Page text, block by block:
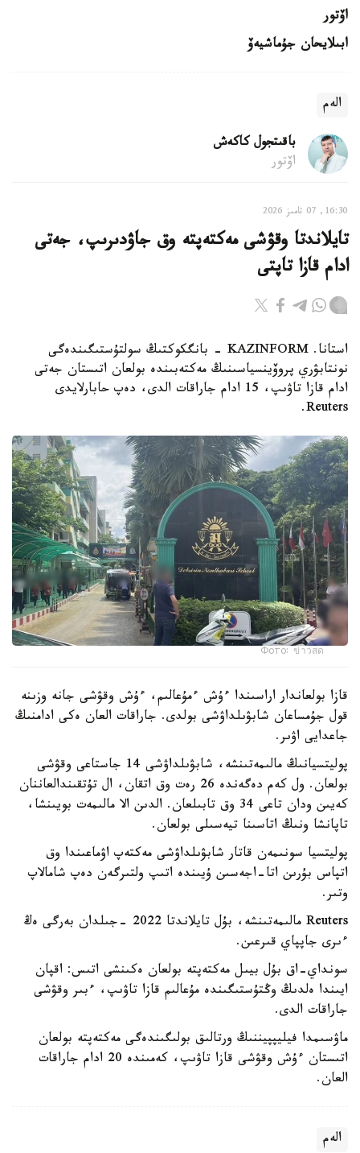
اۆتور
ابىلايحان جۇماشيەۆ
الەم
باقىتجول كاكەش
اۆتور
16:30, 07 تامىز 2026
تايلاندتا وقۋشى مەكتەپتە وق جاۋدىرىپ، جەتى
ادام قازا تاپتى
استانا. KAZINFORM - بانگكوكتىڭ سولتۇستىگىندەگى
نونتابۋري پروۆينسياسىنىڭ مەكتەبىندە بولعان اتىستان جەتى
ادام قازا تاۋىپ، 15 ادام جاراقات الدى، دەپ حابارلايدى
Reuters.
Фото: ข่าวสด
قازا بولعاندار اراسىندا ءۇش ءمۇعالىم، ءۇش وقۋشى جانە وزىنە
قول جۇمساعان شابۋىلداۋشى بولدى. جاراقات العان ەكى ادامنىڭ
جاعدايى اۋىر.
پوليتسيانىڭ مالىمەتىنشە، شابۋىلداۋشى 14 جاستاعى وقۋشى
بولعان. ول كەم دەگەندە 26 رەت وق اتقان، ال تۇتقىندالعاننان
كەيىن ودان تاعى 34 وق تابىلعان. الدىن الا مالىمەت بويىنشا،
تاپانشا ونىڭ اتاسىنا تيەسىلى بولعان.
پوليتسيا سونىمەن قاتار شابۋىلداۋشى مەكتەپ اۋماعىندا وق
اتپاس بۇرىن اتا-اجەسىن ۇيىندە اتىپ ولتىرگەن دەپ شامالاپ
وتىر.
Reuters مالىمەتىنشە، بۇل تايلاندتا 2022 -جىلدان بەرگى ەڭ
ءىرى جاپپاي قىرعىن.
سونداي-اق بۇل بيىل مەكتەپتە بولعان ەكىنشى اتىس: اقپان
ايىندا ەلدىڭ وڭتۇستىگىندە مۇعالىم قازا تاۋىپ، ءبىر وقۋشى
جاراقات الدى.
ماۋسىمدا فيليپپيننىڭ ورتالىق بولىگىندەگى مەكتەپتە بولعان
اتىستان ءۇش وقۋشى قازا تاۋىپ، كەمىندە 20 ادام جاراقات
العان.
الەم